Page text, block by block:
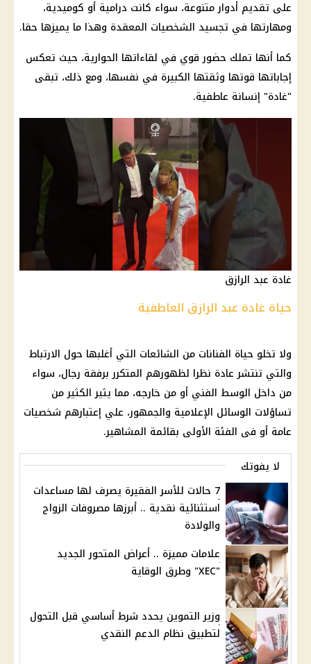
على تقديم أدوار متنوعة، سواء كانت درامية أو كوميدية،
ومهارتها في تجسيد الشخصيات المعقدة وهذا ما يميزها حقا.
كما أنها تملك حضور قوي في لقاءاتها الحوارية، حيث تعكس
إجاباتها قوتها وثقتها الكبيرة في نفسها، ومع ذلك، تبقى
"غادة" إنسانة عاطفية.
غادة عبد الرازق
حياة غادة عبد الرازق العاطفية
ولا تخلو حياة الفنانات من الشائعات التي أغلبها حول الارتباط
والتي تنتشر عادة نظرا لظهورهم المتكرر برفقة رجال، سواء
من داخل الوسط الفني أو من خارجه، مما يثير الكثير من
تساؤلات الوسائل الإعلامية والجمهور، علي إعتبارهم شخصيات
عامة أو فى الفئة الأولى بقائمة المشاهير.
لا يفوتك
7 حالات للأسر الفقيرة يصرف لها مساعدات
استثنائية نقدية .. أبرزها مصروفات الزواج
والولادة
علامات مميزة .. أعراض المتحور الجديد
"XEC" وطرق الوقاية
وزير التموين يحدد شرط أساسي قبل التحول
لتطبيق نظام الدعم النقدي